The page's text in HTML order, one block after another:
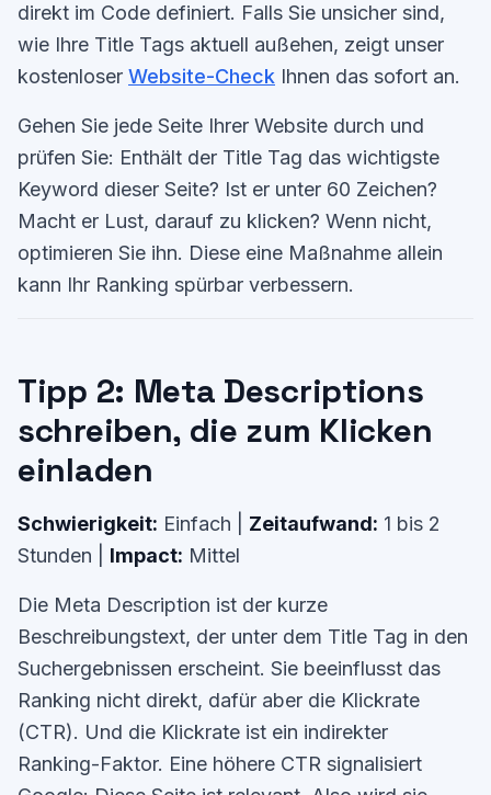
direkt im Code definiert. Falls Sie unsicher sind,
wie Ihre Title Tags aktuell außehen, zeigt unser
kostenloser Website-Check Ihnen das sofort an.
Gehen Sie jede Seite Ihrer Website durch und
prüfen Sie: Enthält der Title Tag das wichtigste
Keyword dieser Seite? Ist er unter 60 Zeichen?
Macht er Lust, darauf zu klicken? Wenn nicht,
optimieren Sie ihn. Diese eine Maßnahme allein
kann Ihr Ranking spürbar verbessern.
Tipp 2: Meta Descriptions
schreiben, die zum Klicken
einladen
Schwierigkeit: Einfach | Zeitaufwand: 1 bis 2
Stunden | Impact: Mittel
Die Meta Description ist der kurze
Beschreibungstext, der unter dem Title Tag in den
Suchergebnissen erscheint. Sie beeinflusst das
Ranking nicht direkt, dafür aber die Klickrate
(CTR). Und die Klickrate ist ein indirekter
Ranking-Faktor. Eine höhere CTR signalisiert